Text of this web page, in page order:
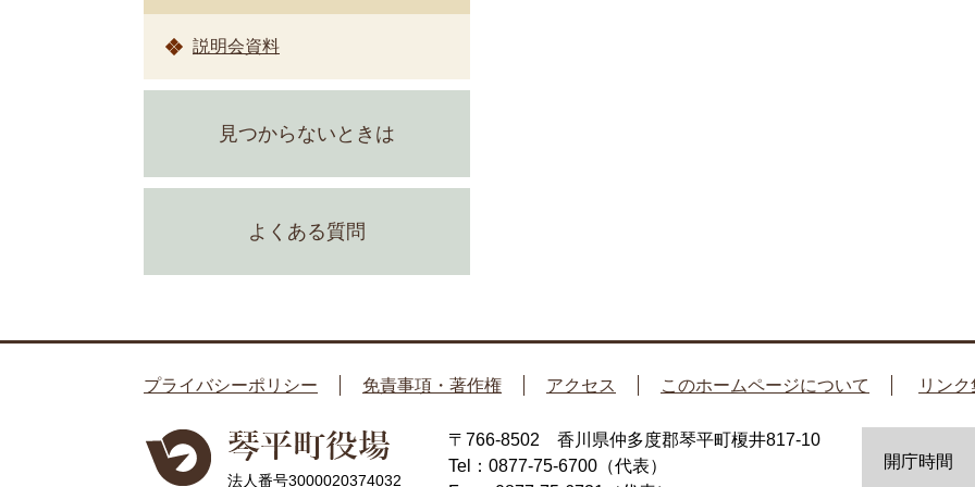
説明会資料
見つからないときは
よくある質問
プライバシーポリシー 免責事項・著作権 アクセス このホームページについて リンク
法人番号3000020374032
〒766-8502 香川県仲多度郡琴平町榎井817-10
Tel：0877-75-6700（代表）
開庁時間